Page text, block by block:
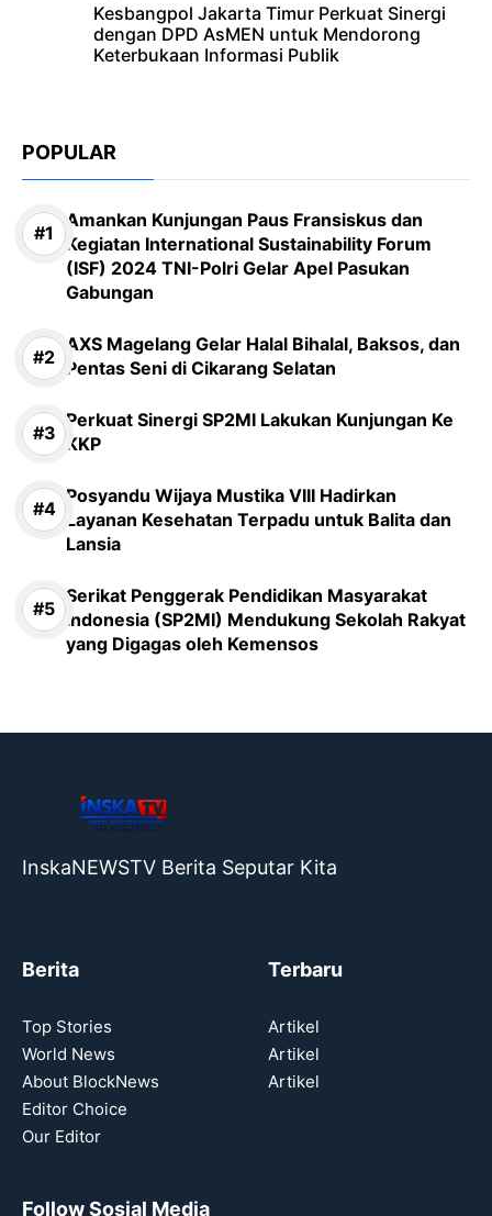
Kesbangpol Jakarta Timur Perkuat Sinergi
dengan DPD AsMEN untuk Mendorong
Keterbukaan Informasi Publik
POPULAR
Amankan Kunjungan Paus Fransiskus dan
Kegiatan International Sustainability Forum
(ISF) 2024 TNI-Polri Gelar Apel Pasukan
Gabungan
AXS Magelang Gelar Halal Bihalal, Baksos, dan
Pentas Seni di Cikarang Selatan
Perkuat Sinergi SP2MI Lakukan Kunjungan Ke
KKP
Posyandu Wijaya Mustika VIII Hadirkan
Layanan Kesehatan Terpadu untuk Balita dan
Lansia
Serikat Penggerak Pendidikan Masyarakat
Indonesia (SP2MI) Mendukung Sekolah Rakyat
yang Digagas oleh Kemensos
InskaNEWSTV Berita Seputar Kita
Berita
Top Stories
World News
About BlockNews
Editor Choice
Our Editor
Terbaru
Artikel
Artikel
Artikel
Follow Sosial Media